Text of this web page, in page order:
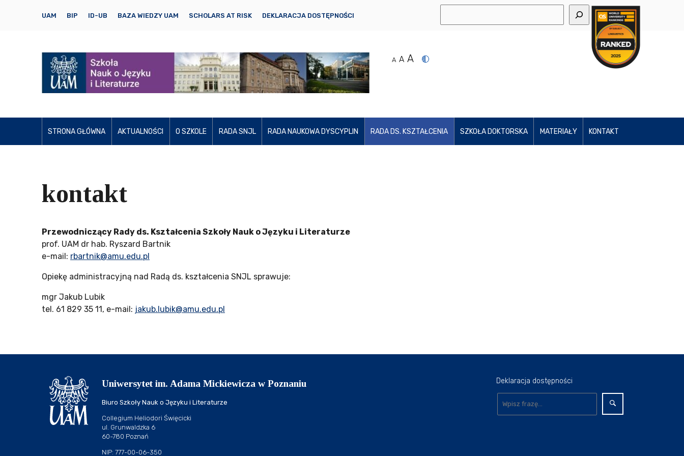
UAM BIP ID-UB BAZA WIEDZY UAM SCHOLARS AT RISK DEKLARACJA DOSTĘPNOŚCI
A A A
STRONA GŁÓWNA AKTUALNOŚCI O SZKOLE RADA SNJL RADA NAUKOWA DYSCYPLIN RADA DS. KSZTAŁCENIA SZKOŁA DOKTORSKA MATERIAŁY KONTAKT
kontakt
Przewodniczący Rady ds. Kształcenia Szkoły Nauk o Języku i Literaturze
prof. UAM dr hab. Ryszard Bartnik
e-mail: rbartnik@amu.edu.pl
Opiekę administracyjną nad Radą ds. kształcenia SNJL sprawuje:
mgr Jakub Lubik
tel. 61 829 35 11, e-mail: jakub.lubik@amu.edu.pl
Uniwersytet im. Adama Mickiewicza w Poznaniu
Biuro Szkoły Nauk o Języku i Literaturze
Collegium Heliodori Święcicki
ul. Grunwaldzka 6
60-780 Poznań
NIP: 777-00-06-350
Deklaracja dostępności